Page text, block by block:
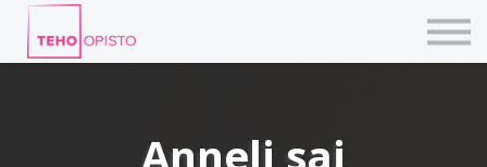
KIRJAUDU TEHOVERKKOON
Anneli sai